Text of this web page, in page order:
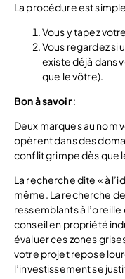
La procédure est
Vous y tapez
Vous regardez si
existe déjà dans
que le vôtre).
Bon à savoir:
Deux marques au nom
opèrent dans des
conflit grimpe dès que
La recherche dite « à
même. La recherche
ressemblants à l’oreille
conseil en propriété
évaluer ces zones
votre projet repose
l’investissement se